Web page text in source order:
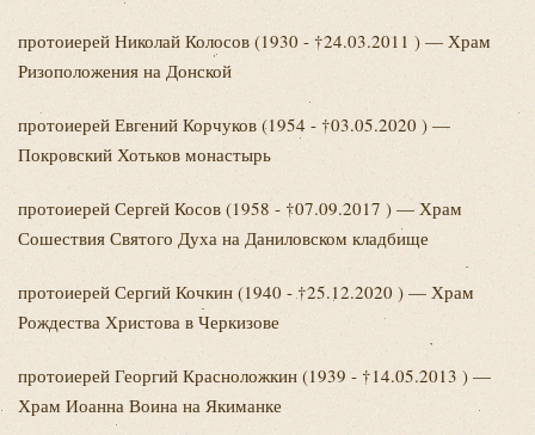
протоиерей Николай Колосов (1930 - †24.03.2011 ) — Храм
Ризоположения на Донской
протоиерей Евгений Корчуков (1954 - †03.05.2020 ) —
Покровский Хотьков монастырь
протоиерей Сергей Косов (1958 - †07.09.2017 ) — Храм
Сошествия Святого Духа на Даниловском кладбище
протоиерей Сергий Кочкин (1940 - †25.12.2020 ) — Храм
Рождества Христова в Черкизове
протоиерей Георгий Красноложкин (1939 - †14.05.2013 ) —
Храм Иоанна Воина на Якиманке